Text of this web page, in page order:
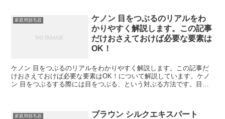
家庭用脱毛器
ケノン 目をつぶるのリアルをわ
かりやすく解説します。この記事
だけおさえておけば必要な要素は
OK！
ケノン 目をつぶるのリアルをわかりやすく解説します。この記事だ
けおさえておけば必要な要素はOK！について解説しています。ケノ
ン 目をつぶるする際には目をつぶる、という対ぶる方法です。目を
家庭用脱毛器
ブラウン シルクエキスパート